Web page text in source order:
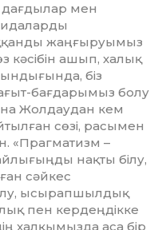
дағдылар мен
жаң­ғыруымыз
кәсібін ашып, халық
біз
бағдарымыз болу
Жолдаудан кем
сөзі, расымен
«Праг­матизм –
нақты білу,
сәйкес
ысырапшылдық
пен кердең­дікке
хал­қы­мыз­да аса бір